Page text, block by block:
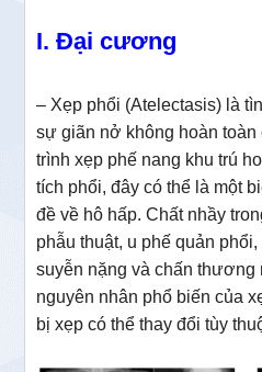
I. Đại cương
– Xẹp phổi (Atelectasis) là
sự giãn nở không hoàn toàn
trình xẹp phế nang khu trú
tích phổi, đây có thể là một
đề về hô hấp. Chất nhầy
phẫu thuật, u phế quản
suyễn nặng và chấn thương
nguyên nhân phổ biến của
bị xẹp có thể thay đổi tùy